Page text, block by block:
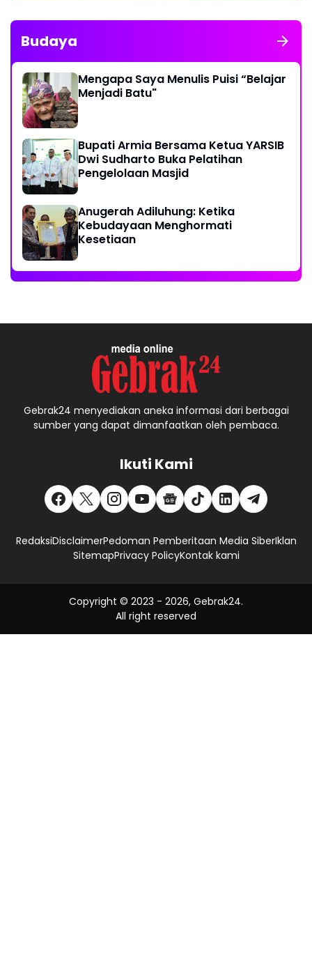
Budaya
Mengapa Saya Menulis Puisi “Belajar
Menjadi Batu"
Bupati Armia Bersama Ketua YARSIB
Dwi Sudharto Buka Pelatihan
Pengelolaan Masjid
Anugerah Adiluhung: Ketika
Kebudayaan Menghormati
Kesetiaan
Gebrak24 menyediakan aneka informasi dari berbagai
sumber yang dapat dimanfaatkan oleh pembaca.
Ikuti Kami
RedaksiDisclaimerPedoman Pemberitaan Media SiberIklan
SitemapPrivacy PolicyKontak kami
Copyright © 2023 - 2026, Gebrak24.
All right reserved